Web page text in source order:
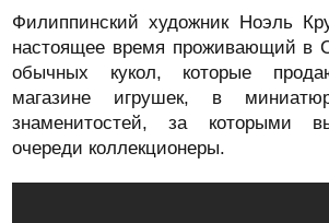
Филиппинский художник Ноэль
настоящее время проживающий в
обычных кукол, которые
магазине игрушек, в
знаменитостей, за которыми
очереди коллекционеры.